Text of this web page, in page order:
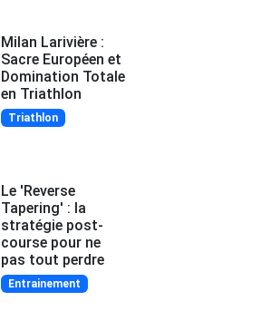
Milan Larivière :
Sacre Européen et
Domination Totale
en Triathlon
Triathlon
Le 'Reverse
Tapering' : la
stratégie post-
course pour ne
pas tout perdre
Entrainement